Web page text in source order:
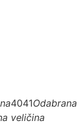
4041Odabrana
veličina